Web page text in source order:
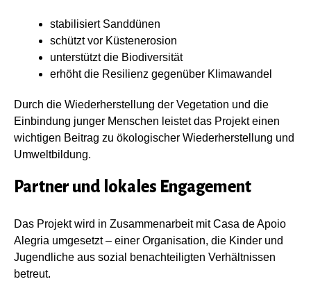
stabilisiert Sanddünen
schützt vor Küstenerosion
unterstützt die Biodiversität
erhöht die Resilienz gegenüber Klimawandel
Durch die Wiederherstellung der Vegetation und die
Einbindung junger Menschen leistet das Projekt einen
wichtigen Beitrag zu ökologischer Wiederherstellung und
Umweltbildung.
Partner und lokales Engagement
Das Projekt wird in Zusammenarbeit mit Casa de Apoio
Alegria umgesetzt – einer Organisation, die Kinder und
Jugendliche aus sozial benachteiligten Verhältnissen
betreut.